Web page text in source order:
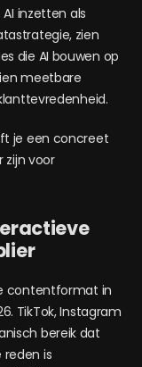
inzetten als
zien
die AI bouwen op
meetbare
je een concreet
zijn voor
contentformat in
TikTok, Instagram
bereik dat
is